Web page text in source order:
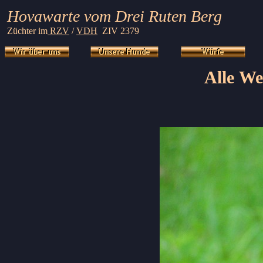
Hovawarte vom Drei Ruten Berg
Züchter im RZV /VDH ZIV